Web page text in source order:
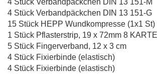
4 Stück Verbandpäckchen DIN 13 151-G
15 Stück HEPP Wundkompresse (1x1 St)
1 Stück Pflasterstrip, 19 x 72mm 8
5 Stück Fingerverband, 12 x 3 cm
4 Stück Fixierbinde (elastisch)
4 Stück Fixierbinde (elastisch)